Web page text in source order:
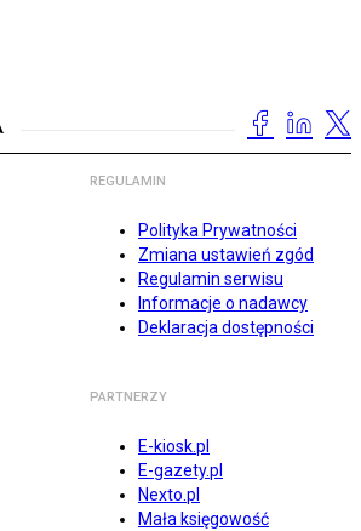
REGULAMIN
Polityka Prywatności
Zmiana ustawień zgód
Regulamin serwisu
Informacje o nadawcy
Deklaracja dostępności
PARTNERZY
E-kiosk.pl
E-gazety.pl
Nexto.pl
Mała księgowość